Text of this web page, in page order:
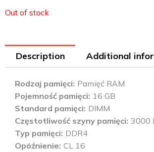
Out of stock
Description Additional
Rodzaj pamięci Pamięć RAM
Pojemność pamięci 16 GB
Standard pamięci DIMM
Częstotliwość szyny pamięci 3000
Typ pamięci DDR4
Opóźnienie CL 16